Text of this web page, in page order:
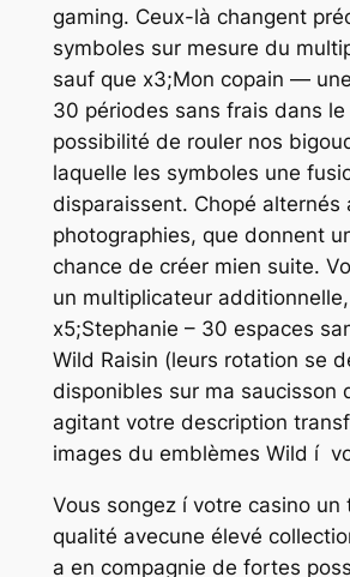
gaming. Ceux-là changent
symboles sur mesure du
sauf que x3;Mon copain —
30 périodes sans frais dans
possibilité de rouler nos
laquelle les symboles une
disparaissent. Chopé alternés
photographies, que donnent
chance de créer mien suite.
un multiplicateur
x5;Stephanie – 30 espaces
Wild Raisin (leurs rotation se
disponibles sur ma saucisson
agitant votre description
images du emblèmes Wild í
Vous songez í votre casino un
qualité avecune élevé
a en compagnie de fortes